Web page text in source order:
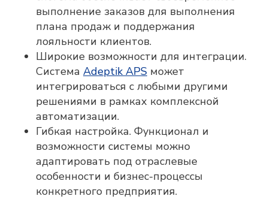
выполнение заказов для выполнения
плана продаж и поддержания
лояльности клиентов.
Широкие возможности для интеграции.
Система Adeptik APS может
интегрироваться с любыми другими
решениями в рамках комплексной
автоматизации.
Гибкая настройка. Функционал и
возможности системы можно
адаптировать под отраслевые
особенности и бизнес-процессы
конкретного предприятия.
Мы готовы оперативно ответить на
вопросы, отправить презентационные
материалы, организовать онлайн-встречу
с нашими экспертами и сделать
предварительный расчёт стоимости
ФАМИЛИЯ, ИМЯ, ОТЧЕСТВО
вами